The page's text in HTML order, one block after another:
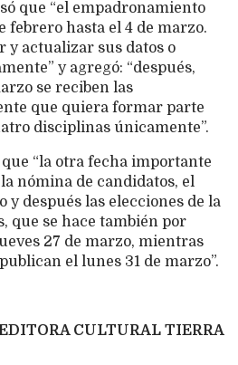
que “el empadronamiento
febrero hasta el 4 de marzo.
y actualizar sus datos o
y agregó: “después,
se reciben las
que quiera formar parte
disciplinas únicamente”.
“la otra fecha importante
nómina de candidatos, el
y después las elecciones de la
que se hace también por
27 de marzo, mientras
el lunes 31 de marzo”.
CULTURAL TIERRA